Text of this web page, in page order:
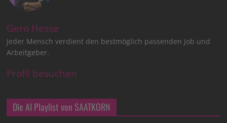
Gero Hesse
Jeder Mensch verdient den bestmöglich passenden Job und
Arbeitgeber.
Profil besuchen
Die AI Playlist von SAATKORN